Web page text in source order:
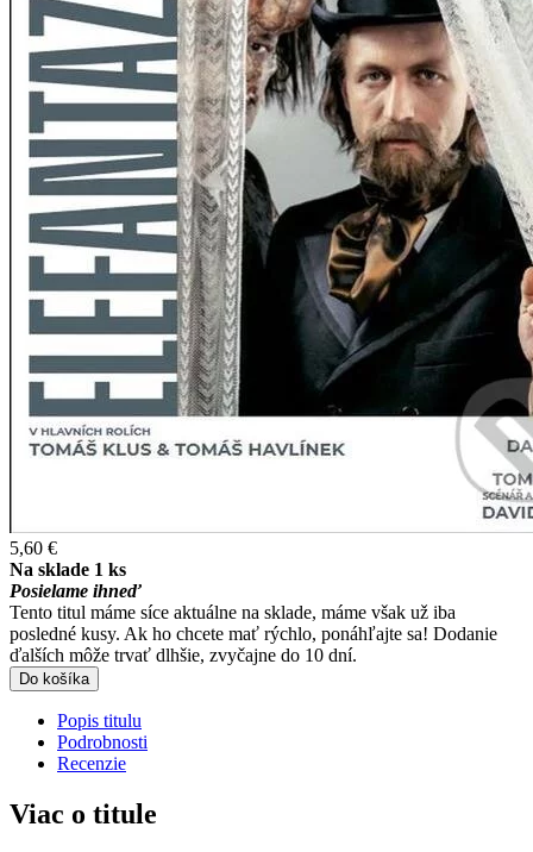
5,60 €
Na sklade 1 ks
Posielame ihneď
Tento titul máme síce aktuálne na sklade, máme však už iba
posledné kusy. Ak ho chcete mať rýchlo, ponáhľajte sa! Dodanie
ďalších môže trvať dlhšie, zvyčajne do 10 dní.
Do košíka
Popis titulu
Podrobnosti
Recenzie
Viac o titule